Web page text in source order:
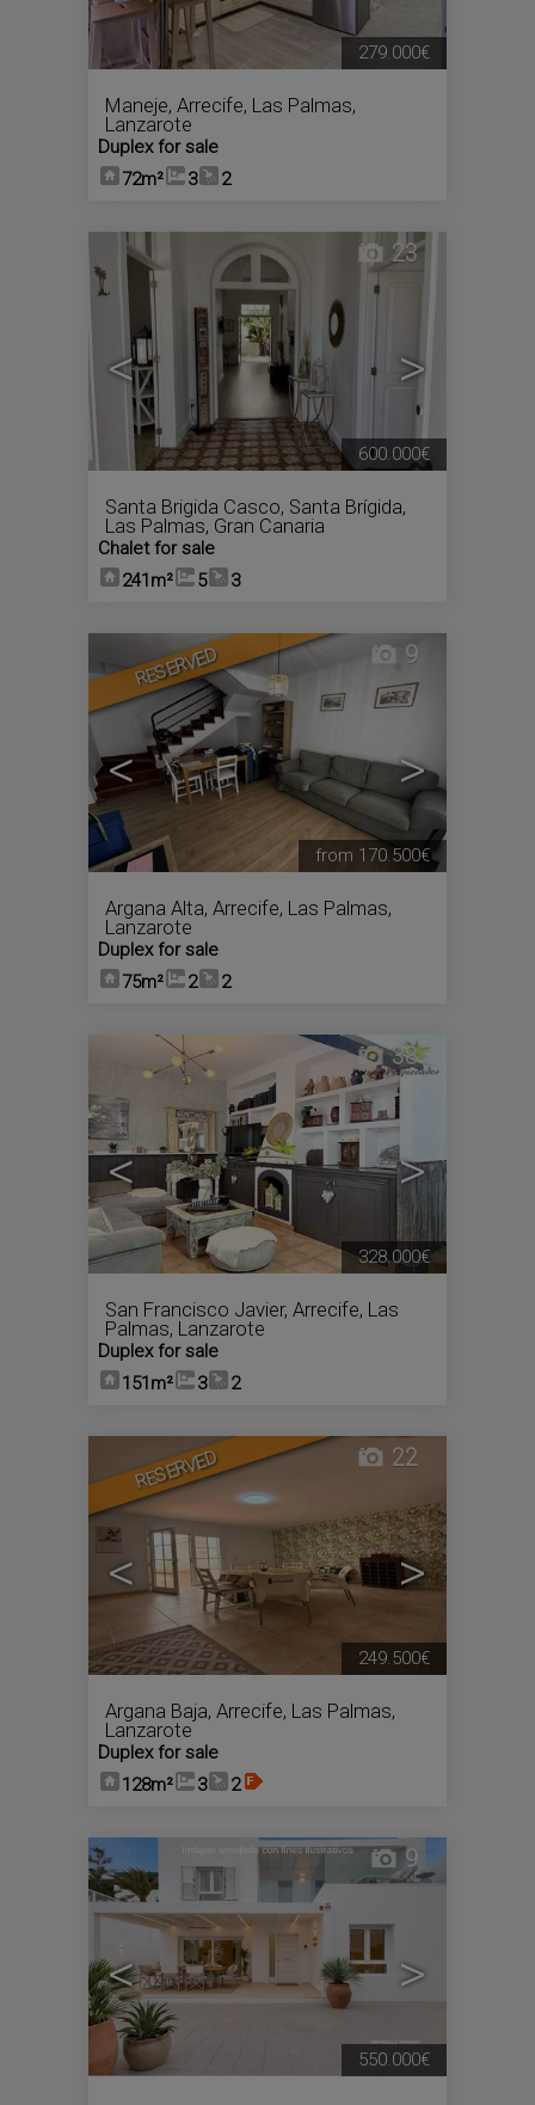
Maneje, Arrecife, Las Palmas,
Lanzarote
Duplex for sale
72m²
3 2
279.000€
< >
23
Santa Brigida Casco, Santa Brígida,
Las Palmas, Gran Canaria
Chalet for sale
241m²
5 3
600.000€
RESERVED
< >
9
Argana Alta, Arrecife, Las Palmas,
Lanzarote
Duplex for sale
75m²
2 2
from 170.500€
< >
38
San Francisco Javier, Arrecife, Las
Palmas, Lanzarote
Duplex for sale
151m²
3 2
328.000€
RESERVED
< >
22
Argana Baja, Arrecife, Las Palmas,
Lanzarote
Duplex for sale
128m²
3 2
249.500€
< >
9
550.000€